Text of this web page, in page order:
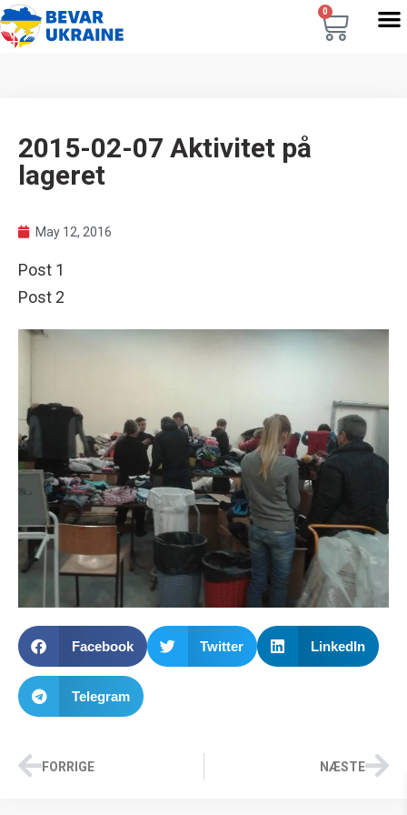
0
2015-02-07 Aktivitet på
lageret
May 12, 2016
Post 1
Post 2
Facebook Twitter LinkedIn
Telegram
FORRIGE NÆSTE